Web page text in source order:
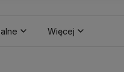
Więcej